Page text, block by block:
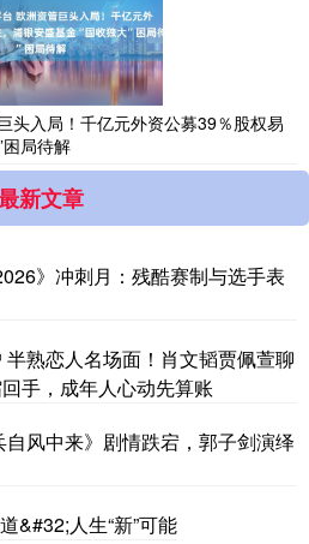
头入局！千亿元外资公募39％股权易
困局待解
新文章
》冲刺月：残酷赛制与选手表
熟恋人名场面！肖文韬贾佩萱聊
手，成年人心动先算账
风中来》剧情跌宕，郭子剑演绎
&#32;人生“新”可能